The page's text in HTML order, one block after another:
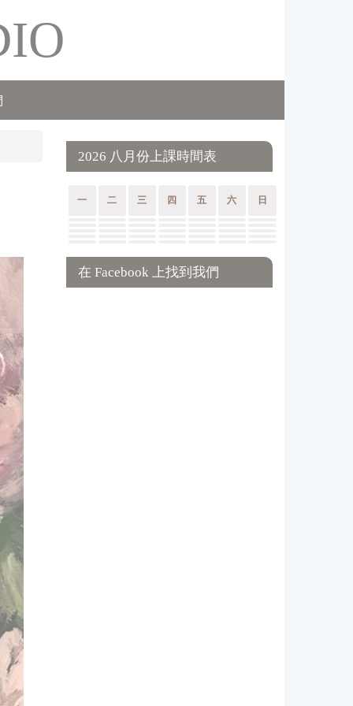
2026 八月份上課時間表
一 二 三 四 五 六 日
在 Facebook 上找到我們